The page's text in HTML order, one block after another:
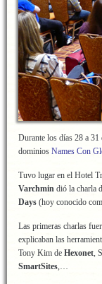
Durante los días 28 a 31
dominios Names Con
Tuvo lugar en el Hotel
Varchmin dió la charla
Days (hoy conocido
Las primeras charlas
explicaban las
Tony Kim de Hexonet,
SmartSites,…